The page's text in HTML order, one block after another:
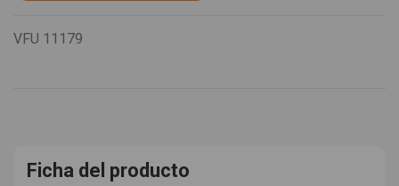
VFU 11179
Ficha del producto